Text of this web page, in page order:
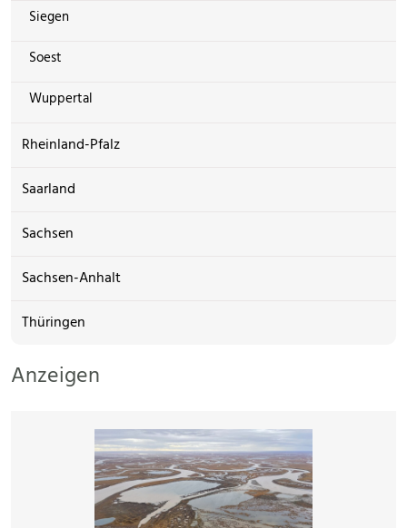
Siegen
Soest
Wuppertal
Rheinland-Pfalz
Saarland
Sachsen
Sachsen-Anhalt
Thüringen
Anzeigen